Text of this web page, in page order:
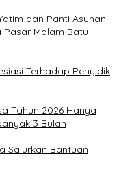
dan Panti Asuhan
Pasar Malam Batu
Terhadap Penyidik
Tahun 2026 Hanya
3 Bulan
Salurkan Bantuan